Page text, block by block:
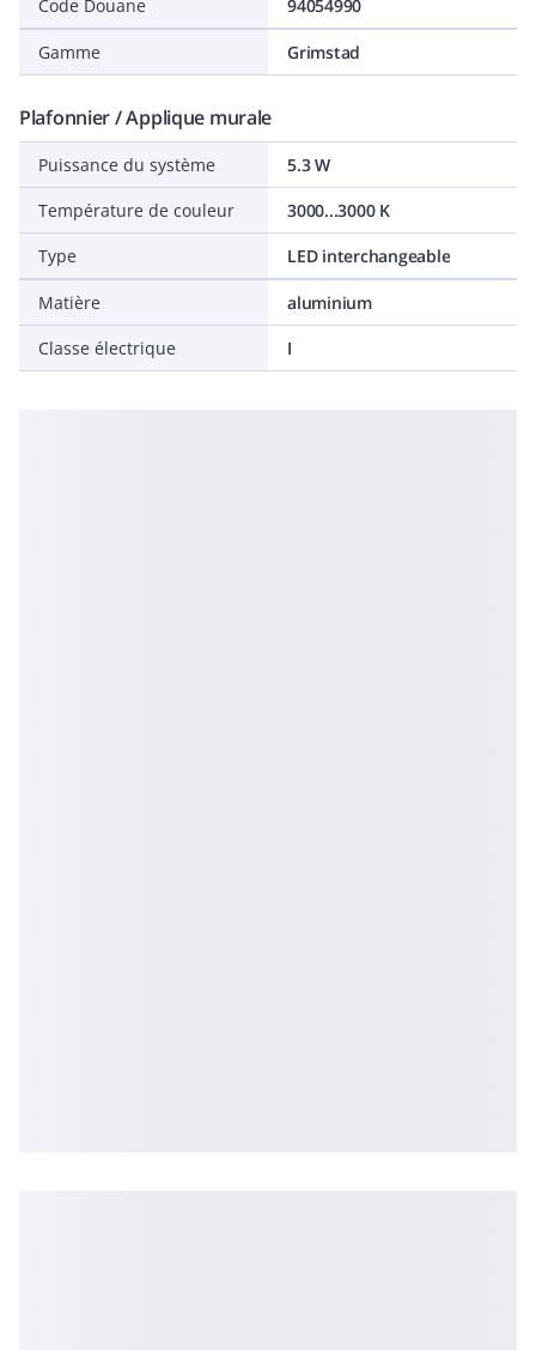
Code Douane 94054990
Gamme Grimstad
Plafonnier / Applique murale
Puissance du système
5.3 W
Température de couleur
3000...3000 K
Type
LED interchangeable
Matière
aluminium
Classe électrique
I